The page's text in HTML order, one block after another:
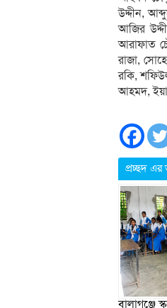
উদ্দীন,
আজির
আরাফাত
রাজা,
রকি,
আহমদ,
প্রচ্ছদ
বালাগঞ্জে